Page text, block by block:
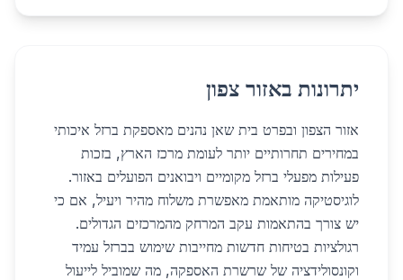
יתרונות באזור צפון
אזור הצפון ובפרט בית שאן נהנים מאספקת ברזל איכותי
במחירים תחרותיים יותר לעומת מרכז הארץ, בזכות
פעילות מפעלי ברזל מקומיים ויבואנים הפועלים באזור.
לוגיסטיקה מותאמת מאפשרת משלוח מהיר ויעיל, אם כי
יש צורך בהתאמות עקב המרחק מהמרכזים הגדולים.
רגולציות בטיחות חדשות מחייבות שימוש בברזל עמיד
וקונסולידציה של שרשרת האספקה, מה שמוביל לייעול